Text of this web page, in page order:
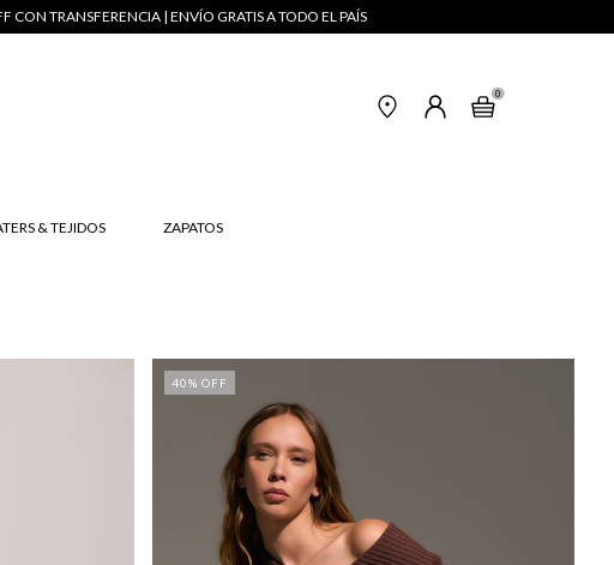
CON TRANSFERENCIA | ENVÍO GRATIS A TODO EL PAÍS
0
& TEJIDOS ZAPATOS
40% OFF